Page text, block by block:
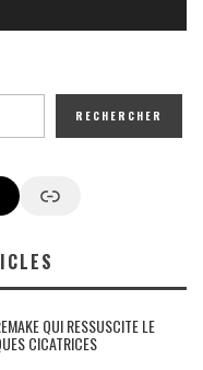
RECHERCHER
Google News
QUI RESSUSCITE LE
CICATRICES